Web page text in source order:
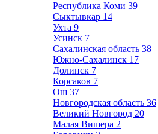
Республика Коми 39
Сыктывкар 14
Ухта 9
Усинск 7
Сахалинская область 38
Южно-Сахалинск 17
Долинск 7
Корсаков 7
Ош 37
Новгородская область 36
Великий Новгород 20
Малая Вишера 2